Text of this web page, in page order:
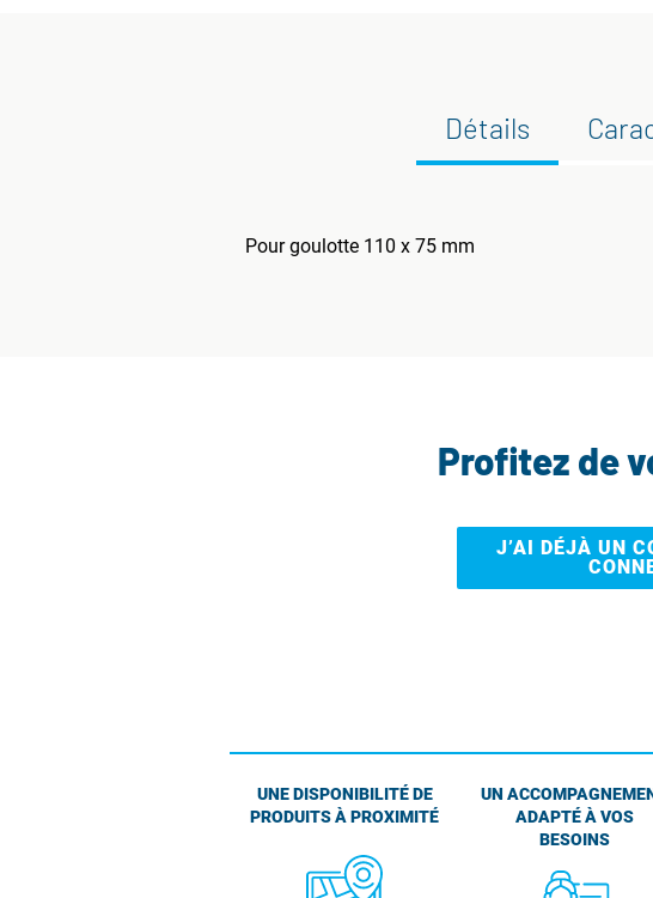
Détails
Pour goulotte 110 x 75 mm
Profitez de
J’AI DÉJÀ UN
UNE DISPONIBILITÉ DE
PRODUITS À PROXIMITÉ
UN
ADAPTÉ À VOS
BESOINS